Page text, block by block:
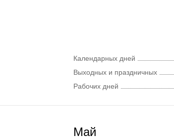
Календарных дней
Выходных и праздничных
Рабочих дней
Май